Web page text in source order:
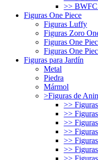
>> BWFC
Figuras One Piece
Figuras Luffy
Figuras Zoro
Figuras One
Figuras One
Figuras para Jardín
Metal
Piedra
Mármol
>Figuras de
>>
>>
>>
>>
>>
>>
>>